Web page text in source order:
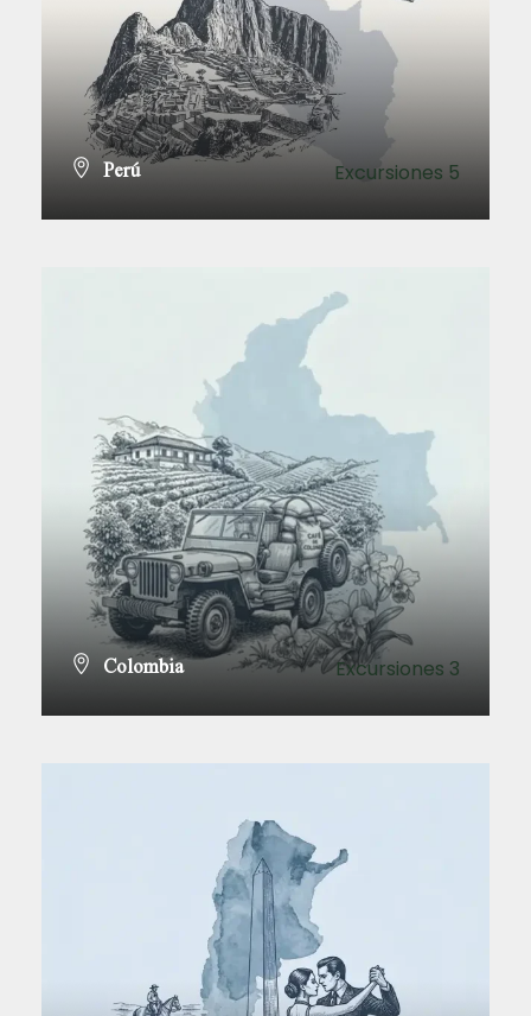
Perú Excursiones 5
Colombia Excursiones 3